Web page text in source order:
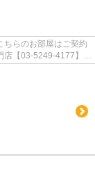
らのお部屋はご契約
【03-5249-4177】